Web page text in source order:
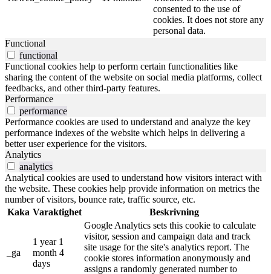
consented to the use of
cookies. It does not store any
personal data.
Functional
functional
Functional cookies help to perform certain functionalities like
sharing the content of the website on social media platforms, collect
feedbacks, and other third-party features.
Performance
performance
Performance cookies are used to understand and analyze the key
performance indexes of the website which helps in delivering a
better user experience for the visitors.
Analytics
analytics
Analytical cookies are used to understand how visitors interact with
the website. These cookies help provide information on metrics the
number of visitors, bounce rate, traffic source, etc.
Kaka Varaktighet Beskrivning
_ga
1 year 1
month 4
days
Google Analytics sets this cookie to calculate
visitor, session and campaign data and track
site usage for the site's analytics report. The
cookie stores information anonymously and
assigns a randomly generated number to